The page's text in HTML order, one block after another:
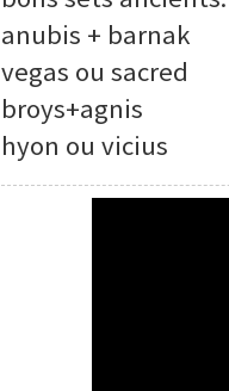
anubis + barnak
vegas ou sacred
broys+agnis
hyon ou vicius